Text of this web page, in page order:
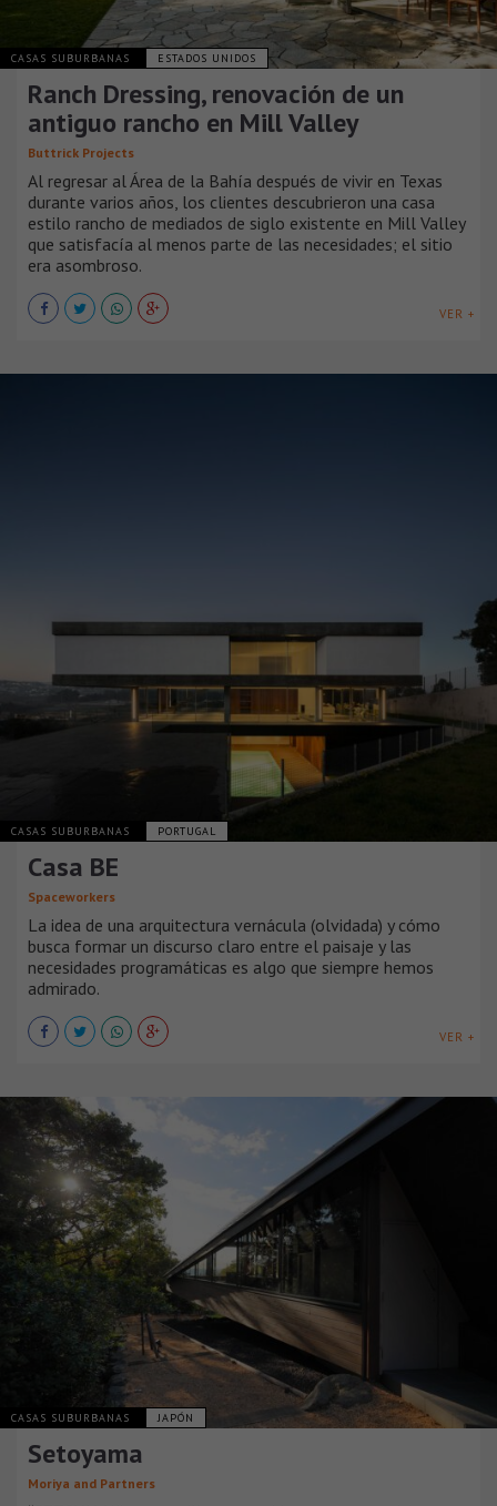
CASAS SUBURBANAS ESTADOS UNIDOS
Ranch Dressing, renovación de un
antiguo rancho en Mill Valley
Buttrick Projects
Al regresar al Área de la Bahía después de vivir en Texas
durante varios años, los clientes descubrieron una casa
estilo rancho de mediados de siglo existente en Mill Valley
que satisfacía al menos parte de las necesidades; el sitio
era asombroso.
VER +
CASAS SUBURBANAS PORTUGAL
Casa BE
Spaceworkers
La idea de una arquitectura vernácula (olvidada) y cómo
busca formar un discurso claro entre el paisaje y las
necesidades programáticas es algo que siempre hemos
admirado.
VER +
CASAS SUBURBANAS JAPÓN
Setoyama
Moriya and Partners